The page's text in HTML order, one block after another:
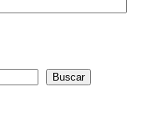
Buscar